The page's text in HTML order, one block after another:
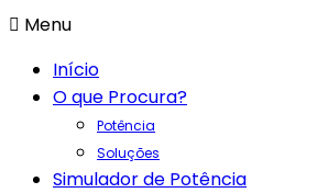
Menu
Início
O que Procura?
Potência
Soluções
Simulador de Potência